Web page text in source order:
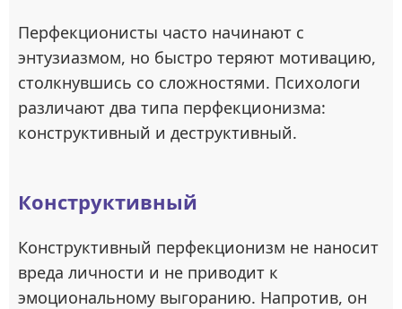
Перфекционисты часто начинают с
энтузиазмом, но быстро теряют мотивацию,
столкнувшись со сложностями. Психологи
различают два типа перфекционизма:
конструктивный и деструктивный.
Конструктивный
Конструктивный перфекционизм не наносит
вреда личности и не приводит к
эмоциональному выгоранию. Напротив, он